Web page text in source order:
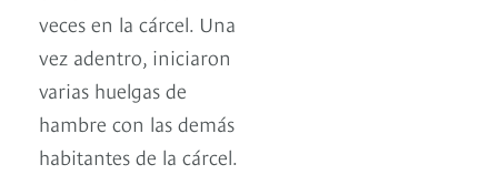
veces en la cárcel. Una
vez adentro, iniciaron
varias huelgas de
hambre con las demás
habitantes de la cárcel.